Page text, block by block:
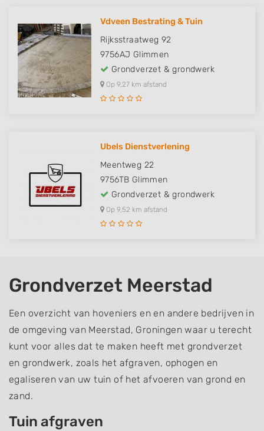
Vdveen Bestrating & Tuin
Rijksstraatweg 92
9756AJ Glimmen
Grondverzet & grondwerk
Op 9,27 km afstand
Ubels Dienstverlening
Meentweg 22
9756TB Glimmen
Grondverzet & grondwerk
Op 9,52 km afstand
Grondverzet Meerstad
Een overzicht van hoveniers en en andere bedrijven in
de omgeving van Meerstad, Groningen waar u terecht
kunt voor alles dat te maken heeft met grondverzet
en grondwerk, zoals het afgraven, ophogen en
egaliseren van uw tuin of het afvoeren van grond en
zand.
Tuin afgraven